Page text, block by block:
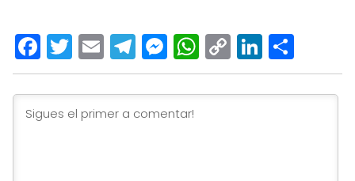
Facebook
Twitter
EmailTelegram
Messenger
WhatsApp
Copy
Link